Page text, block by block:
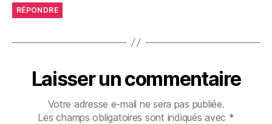
RÉPONDRE
Laisser un commentaire
Votre adresse e-mail ne sera pas publiée.
Les champs obligatoires sont indiqués avec *